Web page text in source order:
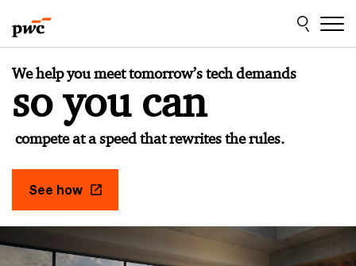
to
content
to
footer
Česká
republika
We help you meet tomorrow’s tech demands
so you can
compete at a speed that rewrites the rules.
See how